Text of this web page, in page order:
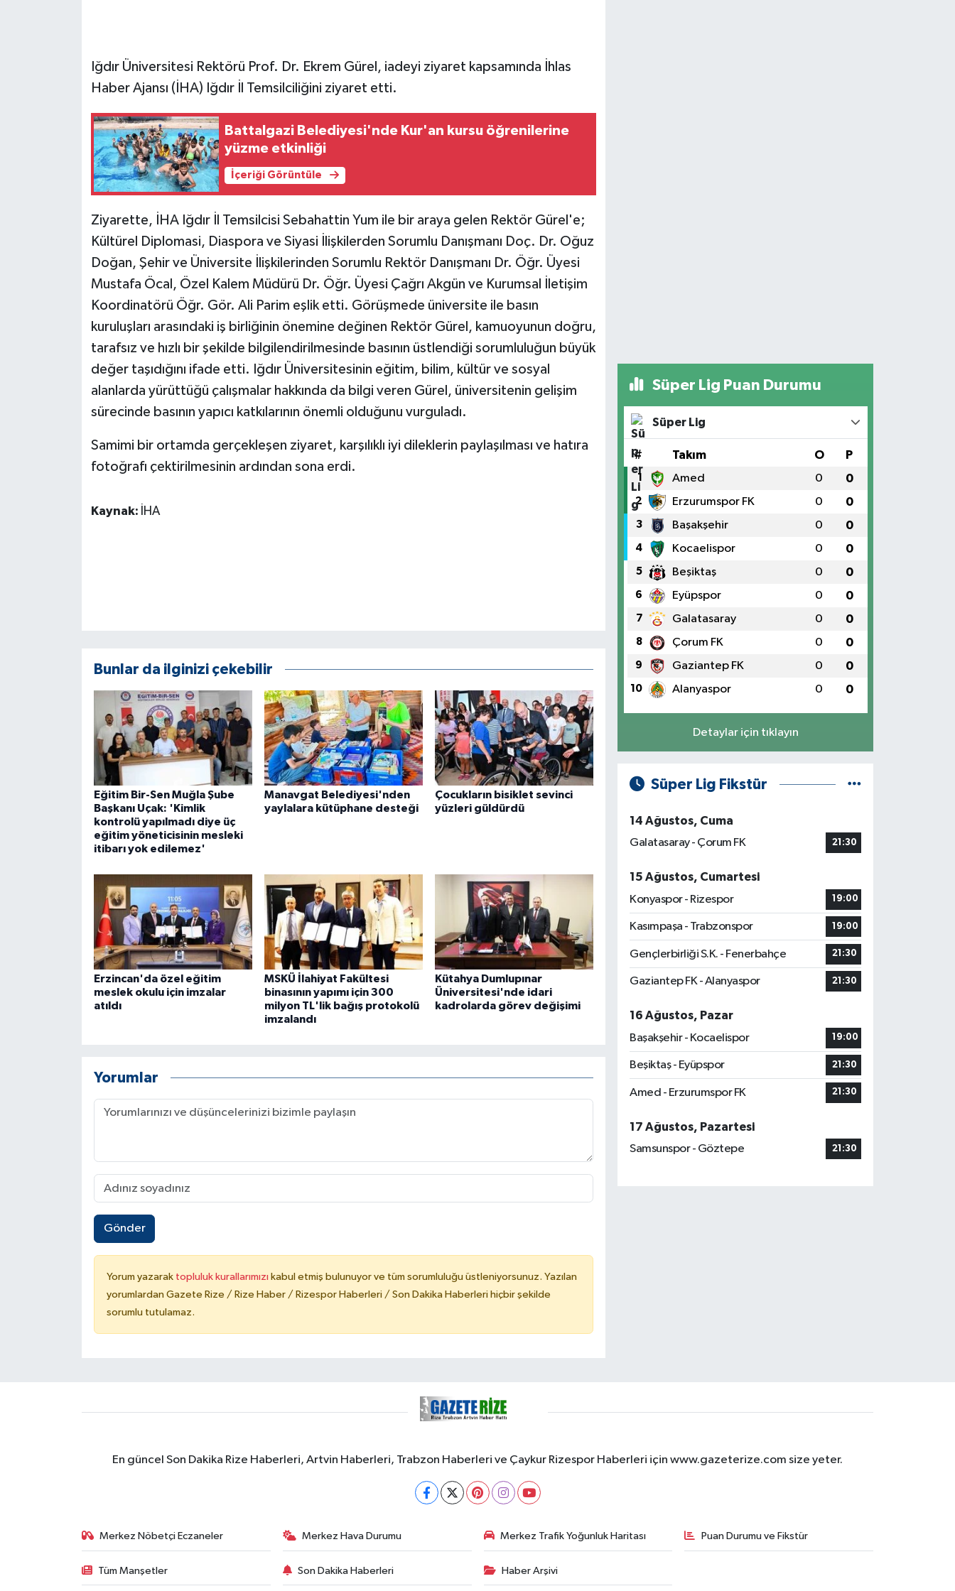
Iğdır Üniversitesi Rektörü Prof. Dr. Ekrem Gürel, iadeyi ziyaret kapsamında İhlas
Haber Ajansı (İHA) Iğdır İl Temsilciliğini ziyaret etti.
Battalgazi Belediyesi'nde Kur'an kursu öğrenilerine
yüzme etkinliği
İçeriği Görüntüle
Ziyarette, İHA Iğdır İl Temsilcisi Sebahattin Yum ile bir araya gelen Rektör Gürel'e;
Kültürel Diplomasi, Diaspora ve Siyasi İlişkilerden Sorumlu Danışmanı Doç. Dr. Oğuz
Doğan, Şehir ve Üniversite İlişkilerinden Sorumlu Rektör Danışmanı Dr. Öğr. Üyesi
Mustafa Öcal, Özel Kalem Müdürü Dr. Öğr. Üyesi Çağrı Akgün ve Kurumsal İletişim
Koordinatörü Öğr. Gör. Ali Parim eşlik etti. Görüşmede üniversite ile basın
kuruluşları arasındaki iş birliğinin önemine değinen Rektör Gürel, kamuoyunun doğru,
tarafsız ve hızlı bir şekilde bilgilendirilmesinde basının üstlendiği sorumluluğun büyük
değer taşıdığını ifade etti. Iğdır Üniversitesinin eğitim, bilim, kültür ve sosyal
alanlarda yürüttüğü çalışmalar hakkında da bilgi veren Gürel, üniversitenin gelişim
sürecinde basının yapıcı katkılarının önemli olduğunu vurguladı.
Samimi bir ortamda gerçekleşen ziyaret, karşılıklı iyi dileklerin paylaşılması ve hatıra
fotoğrafı çektirilmesinin ardından sona erdi.
Kaynak: İHA
Bunlar da ilginizi çekebilir
Eğitim Bir-Sen Muğla Şube
Başkanı Uçak: 'Kimlik
kontrolü yapılmadı diye üç
eğitim yöneticisinin mesleki
itibarı yok edilemez'
Manavgat Belediyesi'nden
yaylalara kütüphane desteği
Çocukların bisiklet sevinci
yüzleri güldürdü
Erzincan'da özel eğitim
meslek okulu için imzalar
atıldı
MSKÜ İlahiyat Fakültesi
binasının yapımı için 300
milyon TL'lik bağış protokolü
imzalandı
Kütahya Dumlupınar
Üniversitesi'nde idari
kadrolarda görev değişimi
Yorumlar
Gönder
Yorum yazarak topluluk kurallarımızı kabul etmiş bulunuyor ve tüm sorumluluğu üstleniyorsunuz. Yazılan
yorumlardan Gazete Rize / Rize Haber / Rizespor Haberleri / Son Dakika Haberleri hiçbir şekilde
sorumlu tutulamaz.
Süper Lig Puan Durumu
Süper Lig
# Takım O P
1 Amed 0 0
2 Erzurumspor FK 0 0
3 Başakşehir 0 0
4 Kocaelispor 0 0
5 Beşiktaş 0 0
6 Eyüpspor 0 0
7 Galatasaray 0 0
8 Çorum FK 0 0
9 Gaziantep FK 0 0
10 Alanyaspor 0 0
Detaylar için tıklayın
Süper Lig Fikstür
14 Ağustos, Cuma
Galatasaray - Çorum FK
21:30
15 Ağustos, Cumartesi
Konyaspor - Rizespor
19:00
Kasımpaşa - Trabzonspor 19:00
Gençlerbirliği S.K. - Fenerbahçe 21:30
Gaziantep FK - Alanyaspor 21:30
16 Ağustos, Pazar
Başakşehir - Kocaelispor
19:00
Beşiktaş - Eyüpspor 21:30
Amed - Erzurumspor FK 21:30
17 Ağustos, Pazartesi
Samsunspor - Göztepe
21:30
En güncel Son Dakika Rize Haberleri, Artvin Haberleri, Trabzon Haberleri ve Çaykur Rizespor Haberleri için www.gazeterize.com size yeter.
Merkez Nöbetçi Eczaneler Merkez Hava Durumu Merkez Trafik Yoğunluk Haritası Puan Durumu ve Fikstür
Tüm Manşetler Son Dakika Haberleri Haber Arşivi
GÜNDEM
HABERDE İNSAN
İş Dünyası
KÜLTÜR SANAT
Otomobil
Yerel Haberler